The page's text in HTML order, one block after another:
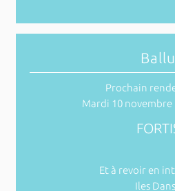
Ballu
Prochain
Mardi 10 novembre
Et à revoir en
Iles